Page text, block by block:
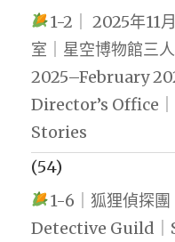
1-2｜ 2025年11
室｜星空博物館三
2025–February
Director’s Office
Stories
(54)
1-6｜狐狸偵探
Detective Guild